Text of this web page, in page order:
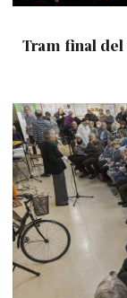
Tram final del